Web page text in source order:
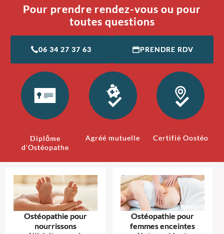
Pour prendre rendez-vous ou pour
toutes questions
06 34 27 37 63 PRENDRE RDV
Diplôme
d'Ostéopathe
Agréé mutuelle Certifié Oostéo
Ostéopathie pour
nourrissons
Ostéopathie pour
femmes enceintes